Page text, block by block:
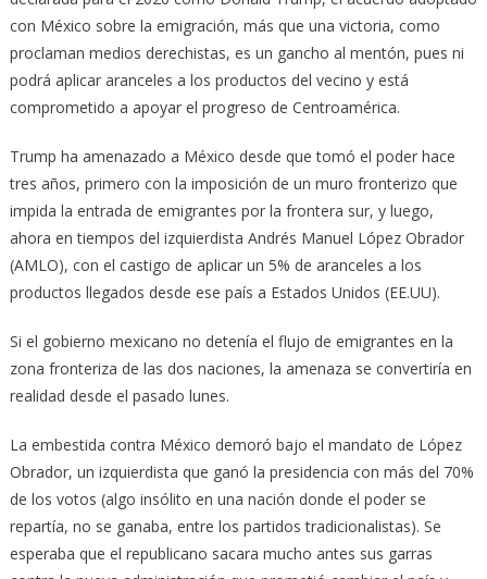
con México sobre la emigración, más que una victoria, como
proclaman medios derechistas, es un gancho al mentón, pues ni
podrá aplicar aranceles a los productos del vecino y está
comprometido a apoyar el progreso de Centroamérica.
Trump ha amenazado a México desde que tomó el poder hace
tres años, primero con la imposición de un muro fronterizo que
impida la entrada de emigrantes por la frontera sur, y luego,
ahora en tiempos del izquierdista Andrés Manuel López Obrador
(AMLO), con el castigo de aplicar un 5% de aranceles a los
productos llegados desde ese país a Estados Unidos (EE.UU).
Si el gobierno mexicano no detenía el flujo de emigrantes en la
zona fronteriza de las dos naciones, la amenaza se convertiría en
realidad desde el pasado lunes.
La embestida contra México demoró bajo el mandato de López
Obrador, un izquierdista que ganó la presidencia con más del 70%
de los votos (algo insólito en una nación donde el poder se
repartía, no se ganaba, entre los partidos tradicionalistas). Se
esperaba que el republicano sacara mucho antes sus garras